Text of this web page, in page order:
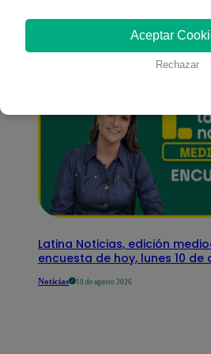
interesar
Latina Noticias, edición
encuesta de hoy, lunes 10 de
Noticias 10 de agosto 2026
Aceptar
Rechazar